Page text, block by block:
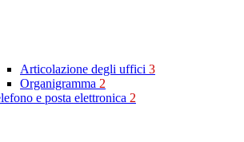
Articolazione degli uffici 3
Organigramma 2
e posta elettronica 2